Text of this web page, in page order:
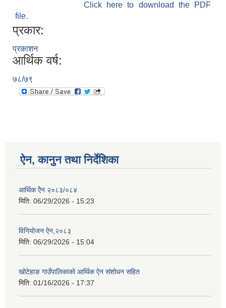
Click here to download the PDF
file.
प्रकार:
प्रकाशन
आर्थिक वर्ष:
७८/७९
ऐन, कानुन तथा निर्देशिका
आर्थिक ऐेन २०८३/०८४
मिति: 06/29/2026 - 15:23
विनियोजन ऐन,२०८३
मिति: 06/29/2026 - 15:04
खोटेहाङ गाउँपालिकाको आर्थिक ऐन संशोधन सहित
मिति: 01/16/2026 - 17:37